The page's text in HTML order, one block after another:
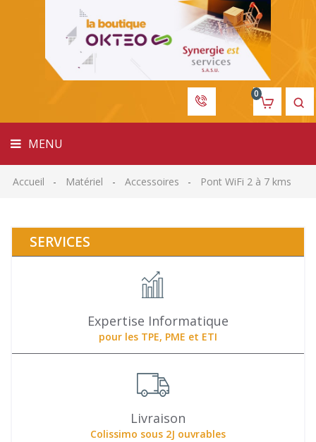
0
MENU
Accueil Matériel Accessoires Pont WiFi 2 à 7 kms
SERVICES
Expertise Informatique
pour les TPE, PME et ETI
Livraison
Colissimo sous 2J ouvrables